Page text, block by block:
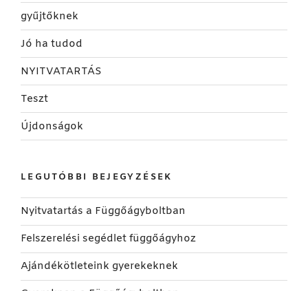
gyűjtőknek
Jó ha tudod
NYITVATARTÁS
Teszt
Újdonságok
LEGUTÓBBI BEJEGYZÉSEK
Nyitvatartás a Függőágyboltban
Felszerelési segédlet függőágyhoz
Ajándékötleteink gyerekeknek